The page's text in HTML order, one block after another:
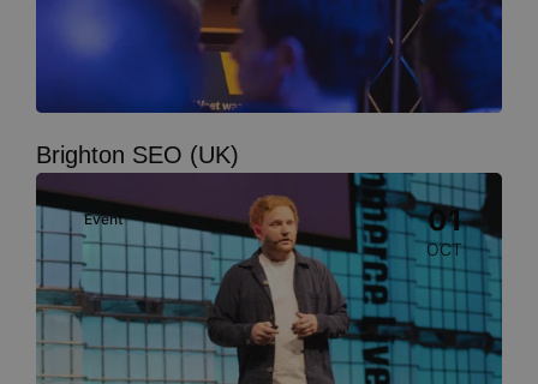
Brighton SEO (UK)
Event 01
OCT
Image